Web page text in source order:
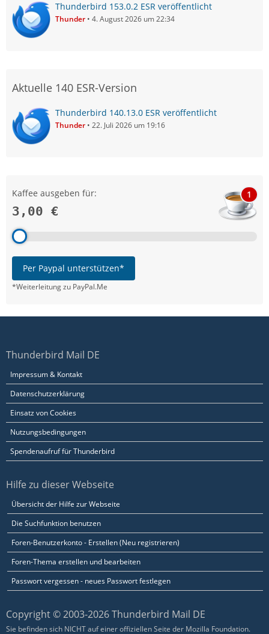
Thunderbird 153.0.2 ESR veröffentlicht
Thunder 4. August 2026 um 22:34
Aktuelle 140 ESR-Version
Thunderbird 140.13.0 ESR veröffentlicht
Thunder 22. Juli 2026 um 19:16
Kaffee ausgeben für:
3,00 €
1
Per Paypal unterstützen*
*Weiterleitung zu PayPal.Me
Thunderbird Mail DE
Impressum & Kontakt
Datenschutzerklärung
Einsatz von Cookies
Nutzungsbedingungen
Spendenaufruf für Thunderbird
Hilfe zu dieser Webseite
Übersicht der Hilfe zur Webseite
Die Suchfunktion benutzen
Foren-Benutzerkonto - Erstellen (Neu registrieren)
Foren-Thema erstellen und bearbeiten
Passwort vergessen - neues Passwort festlegen
Copyright © 2003-2026 Thunderbird Mail DE
Sie befinden sich NICHT auf einer offiziellen Seite der Mozilla Foundation.